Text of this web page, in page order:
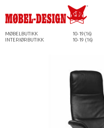
MØBELBUTIKK 10-19(16)
INTERIØRBUTIKK
10-19 (16)